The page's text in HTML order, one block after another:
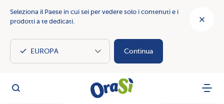
Seleziona il Paese in cui sei per vedere solo i contenuti e i
prodotti a te dedicati.
Continua
OraSì
Cerca Menu